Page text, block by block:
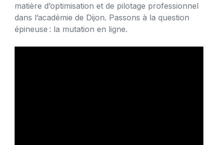
matière d’optimisation et de pilotage professionnel
dans l’académie de Dijon. Passons à la question
épineuse : la mutation en ligne.